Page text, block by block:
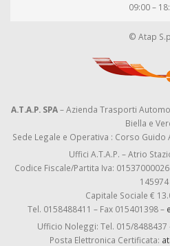
09:00 –
© Atap
A.T.A.P. SPA– Azienda Trasporti
Biella e
Sede Legale e Operativa : Corso Guido
Uffici A.T.A.P. – Atrio
Codice Fiscale/Partita Iva: 01537000026
145974
Capitale Sociale €
Tel. 0158488411 – Fax 015401398 –
Ufficio Noleggi: Tel. 015/8488437
Posta Elettronica Certificata: